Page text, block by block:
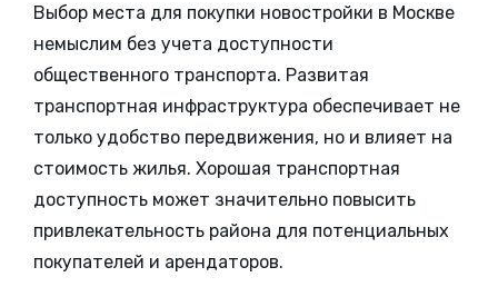
Выбор места для покупки новостройки в Москве
немыслим без учета доступности
общественного транспорта. Развитая
транспортная инфраструктура обеспечивает не
только удобство передвижения, но и влияет на
стоимость жилья. Хорошая транспортная
доступность может значительно повысить
привлекательность района для потенциальных
покупателей и арендаторов.